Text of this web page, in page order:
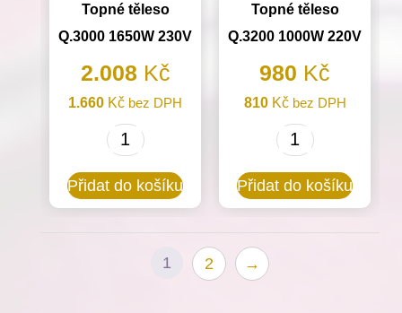
Topné těleso
Q.3000 1650W 230V
2.008 Kč
1.660 Kč bez DPH
Topné
Q.3000
množství
Přidat do košíku
Topné těleso
Q.3200 1000W 220V
980 Kč
810 Kčbez DPH
Topné
Q.3200
Přidat do košíku
1 2 →